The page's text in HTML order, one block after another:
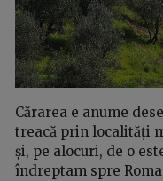
Cărarea e anume
treacă prin localități
și, pe alocuri, de o
îndreptam spre